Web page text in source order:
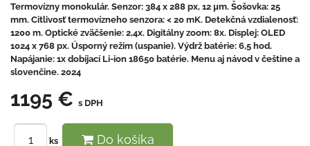
Termovízny monokulár. Senzor: 384 x 288 px, 12 μm. Šošovka: 25
mm. Citlivosť termovízneho senzora: < 20 mK. Detekčná vzdialenosť:
1200 m. Optické zväčšenie: 2,4x. Digitálny zoom: 8x. Displej: OLED
1024 x 768 px. Úsporný režim (uspanie). Výdrž batérie: 6,5 hod.
Napájanie: 1x dobíjací Li-ion 18650 batérie. Menu aj návod v češtine a
slovenčine. 2024
1195 € s DPH
ks Do košíka